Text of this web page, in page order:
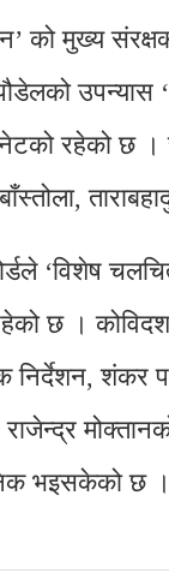
को मुख्य
उपन्यास
रहेको छ
‘विशेष
छ ।
शंकर
भइसकेको छ ।